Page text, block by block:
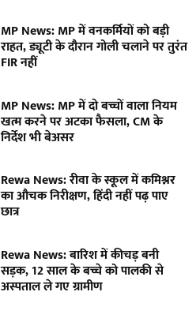
MP News: MP में वनकर्मियों को बड़ी
राहत, ड्यूटी के दौरान गोली चलाने पर तुरंत
FIR नहीं
MP News: MP में दो बच्चों वाला नियम
खत्म करने पर अटका फैसला, CM के
निर्देश भी बेअसर
Rewa News: रीवा के स्कूल में कमिश्नर
का औचक निरीक्षण, हिंदी नहीं पढ़ पाए
छात्र
Rewa News: बारिश में कीचड़ बनी
सड़क, 12 साल के बच्चे को पालकी से
अस्पताल ले गए ग्रामीण